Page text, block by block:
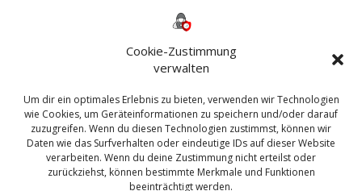
Cookie-Zustimmung
verwalten
Um dir ein optimales Erlebnis zu bieten, verwenden wir Technologien
wie Cookies, um Geräteinformationen zu speichern und/oder darauf
zuzugreifen. Wenn du diesen Technologien zustimmst, können wir
Daten wie das Surfverhalten oder eindeutige IDs auf dieser Website
verarbeiten. Wenn du deine Zustimmung nicht erteilst oder
zurückziehst, können bestimmte Merkmale und Funktionen
beeinträchtigt werden.
Bautagebuch
Exchange firewall Fritzbox
Microsoft
Sanierung SBS Security Server Sicherheit
Sicherung SIEM Sophos SSL Ubuntu
Update Upgrade UTM VCenter VCSA Veeam
VMWare VPN WAZUH Windows
Zertifikat